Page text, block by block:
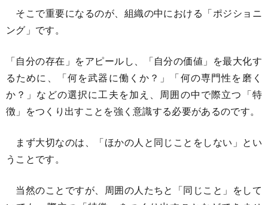
そこで重要になるのが、組織の中における「ポジショニ
ング」です。
「自分の存在」をアピールし、「自分の価値」を最大化す
るために、「何を武器に働くか？」「何の専門性を磨く
か？」などの選択に工夫を加え、周囲の中で際立つ「特
徴」をつくり出すことを強く意識する必要があるのです。
まず大切なのは、「ほかの人と同じことをしない」とい
うことです。
当然のことですが、周囲の人たちと「同じこと」をして